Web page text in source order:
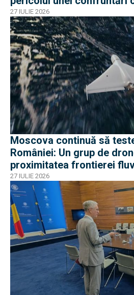
o „înscenare
27 IULIE 2026
Moscova continuă să
României: Un grup de
proximitatea frontierei
27 IULIE 2026